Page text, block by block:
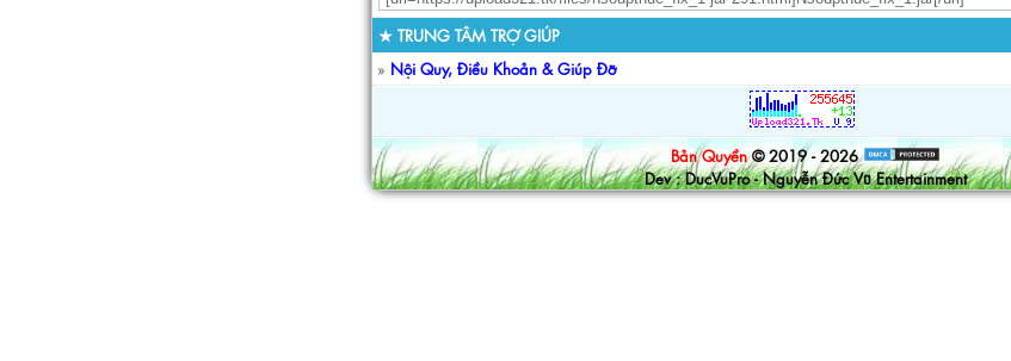
★ TRUNG TÂM TRỢ GIÚP
» Nội Quy, Điều Khoản & Giúp Đỡ
Bản Quyền © 2019 - 2026
Dev : DucVuPro - Nguyễn Đức Vũ Entertainment